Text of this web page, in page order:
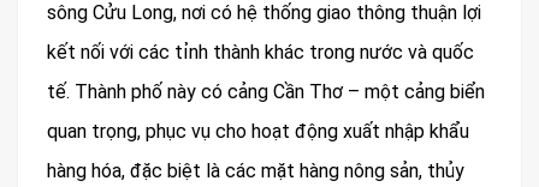
sông Cửu Long, nơi có hệ thống giao thông thuận lợi
kết nối với các tỉnh thành khác trong nước và quốc
tế. Thành phố này có cảng Cần Thơ – một cảng biển
quan trọng, phục vụ cho hoạt động xuất nhập khẩu
hàng hóa, đặc biệt là các mặt hàng nông sản, thủy